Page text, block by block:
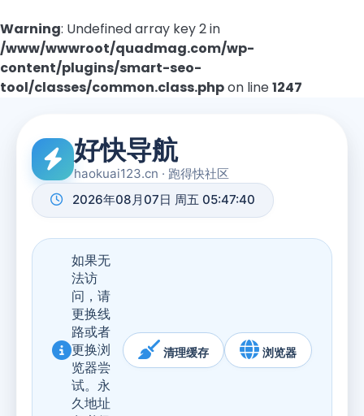
Warning: Undefined array key 2 in
/www/wwwroot/quadmag.com/wp-
content/plugins/smart-seo-
tool/classes/common.class.phpon line1247